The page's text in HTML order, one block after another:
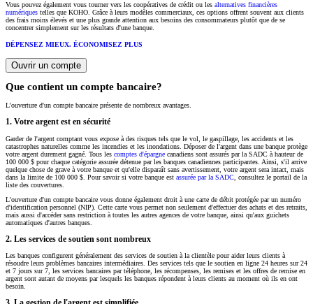
Vous pouvez également vous tourner vers les coopératives de crédit ou les alternatives financières
numériques telles que KOHO. Grâce à leurs modèles commerciaux, ces options offrent souvent aux clients
des frais moins élevés et une plus grande attention aux besoins des consommateurs plutôt que de se
concentrer simplement sur les résultats d'une banque.
DÉPENSEZ MIEUX. ÉCONOMISEZ PLUS
Ouvrir un compte
Que contient un compte bancaire?
L'ouverture d'un compte bancaire présente de nombreux avantages.
1. Votre argent est en sécurité
Garder de l'argent comptant vous expose à des risques tels que le vol, le gaspillage, les accidents et les
catastrophes naturelles comme les incendies et les inondations. Déposer de l'argent dans une banque protège
votre argent durement gagné. Tous les comptes d'épargne canadiens sont assurés par la SADC à hauteur de
100 000 $ pour chaque catégorie assurée détenue par les banques canadiennes participantes. Ainsi, s'il arrive
quelque chose de grave à votre banque et qu'elle disparaît sans avertissement, votre argent sera intact, mais
dans la limite de 100 000 $. Pour savoir si votre banque est assurée par la SADC , consultez le portail de la
liste des couvertures.
L'ouverture d'un compte bancaire vous donne également droit à une carte de débit protégée par un numéro
d'identification personnel (NIP). Cette carte vous permet non seulement d'effectuer des achats et des retraits,
mais aussi d'accéder sans restriction à toutes les autres agences de votre banque, ainsi qu'aux guichets
automatiques d'autres banques.
2. Les services de soutien sont nombreux
Les banques configurent généralement des services de soutien à la clientèle pour aider leurs clients à
résoudre leurs problèmes bancaires intermédiaires. Des services tels que le soutien en ligne 24 heures sur 24
et 7 jours sur 7, les services bancaires par téléphone, les récompenses, les remises et les offres de remise en
argent sont autant de moyens par lesquels les banques répondent à leurs clients au moment où ils en ont
besoin.